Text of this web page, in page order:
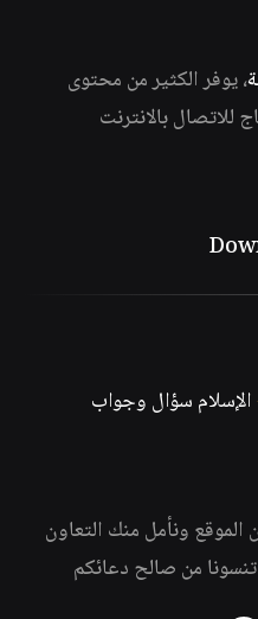
، يوفر الكثير من محتوى
بالانترنت
الإسلام سؤال وجواب
الموقع ونأمل منك التعاون
تنسونا من صالح دعائكم